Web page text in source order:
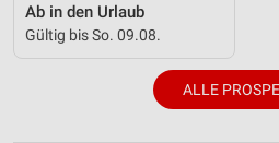
Ab in den Urlaub
Gültig bis So. 09.08.
ALLE